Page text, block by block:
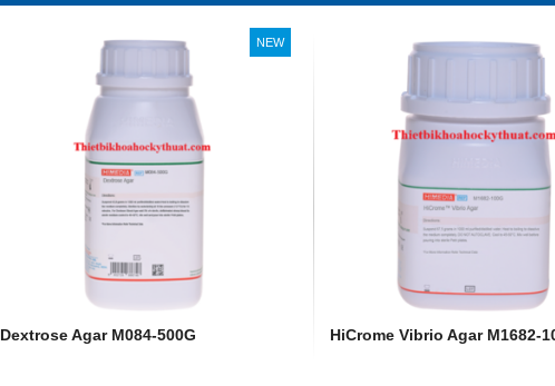
Philips, xuất xứ Ba lan Philips, xuất xứ Ba lan
NEW
Dextrose Agar M084-500G HiCrome Vibrio Agar M1682-